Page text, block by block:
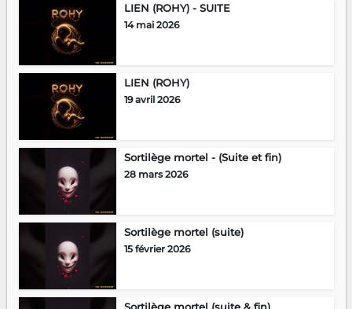
LIEN (ROHY) - SUITE
14 mai 2026
LIEN (ROHY)
19 avril 2026
Sortilège mortel - (Suite et fin)
28 mars 2026
Sortilège mortel (suite)
15 février 2026